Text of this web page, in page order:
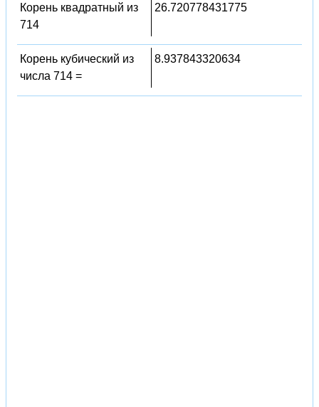
Корень квадратный из
714
26.720778431775
Корень кубический из
числа 714 =
8.937843320634